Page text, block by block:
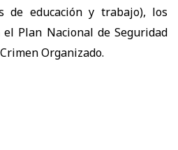
de educación y trabajo), los
Plan Nacional de Seguridad
Organizado.